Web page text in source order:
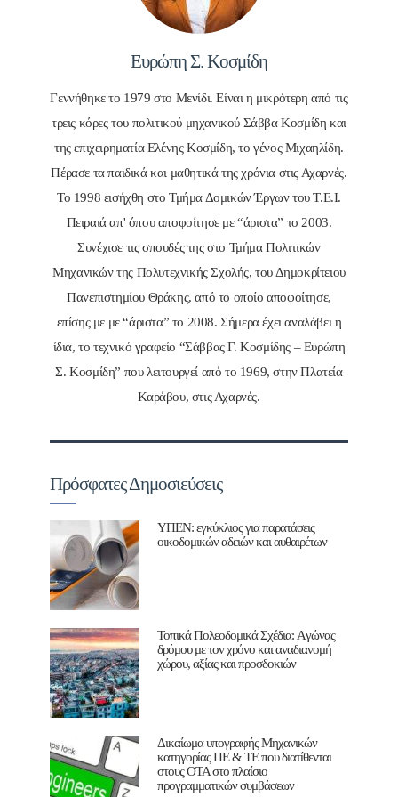
Ευρώπη Σ. Κοσμίδη
Γεννήθηκε το 1979 στο Μενίδι. Είναι η μικρότερη από τις
τρεις κόρες του πολιτικού μηχανικού Σάββα Κοσμίδη και
της επιχειρηματία Ελένης Κοσμίδη, το γένος Μιχαηλίδη.
Πέρασε τα παιδικά και μαθητικά της χρόνια στις Αχαρνές.
Το 1998 εισήχθη στο Τμήμα Δομικών Έργων του Τ.Ε.Ι.
Πειραιά απ' όπου αποφοίτησε με “άριστα” το 2003.
Συνέχισε τις σπουδές της στο Τμήμα Πολιτικών
Μηχανικών της Πολυτεχνικής Σχολής, του Δημοκρίτειου
Πανεπιστημίου Θράκης, από το οποίο αποφοίτησε,
επίσης με με “άριστα” το 2008. Σήμερα έχει αναλάβει η
ίδια, το τεχνικό γραφείο “Σάββας Γ. Κοσμίδης – Ευρώπη
Σ. Κοσμίδη” που λειτουργεί από το 1969, στην Πλατεία
Καράβου, στις Αχαρνές.
Πρόσφατες Δημοσιεύσεις
ΥΠΕΝ: εγκύκλιος για παρατάσεις
οικοδομικών αδειών και αυθαιρέτων
Τοπικά Πολεοδομικά Σχέδια: Aγώνας
δρόμου με τον χρόνο και αναδιανομή
χώρου, αξίας και προσδοκιών
Δικαίωμα υπογραφής Μηχανικών
κατηγορίας ΠΕ & ΤΕ που διατίθενται
στους ΟΤΑ στο πλαίσιο
προγραμματικών συμβάσεων